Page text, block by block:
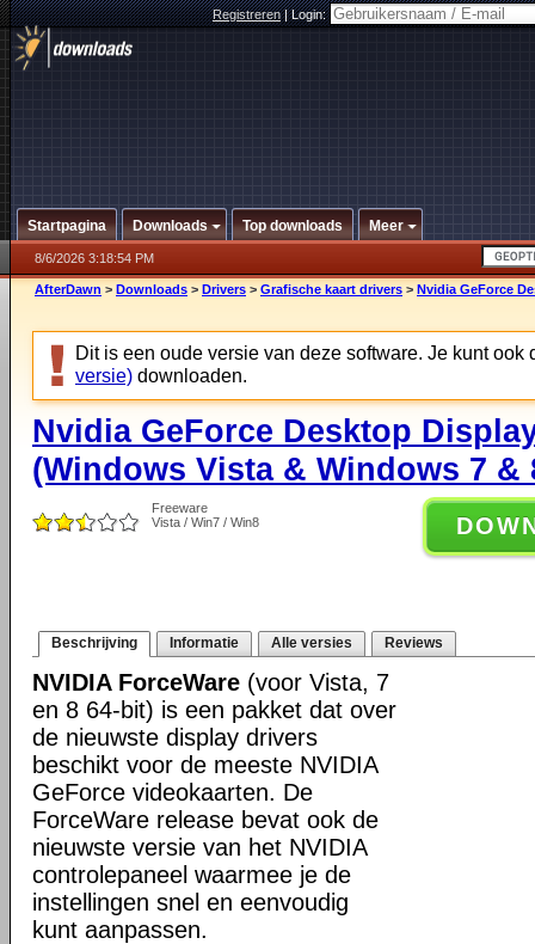
Registreren|Login:
Startpagina Downloads Top downloads Meer
8/6/2026 3:18:54 PM
AfterDawn > Downloads > Drivers > Grafische kaart drivers > Nvidia GeForce
Dit is een oude versie van deze software. Je kunt ook
versie) downloaden.
Nvidia GeForce Desktop
(Windows Vista & Windows 7 &
Freeware
Vista / Win7 / Win8
Beschrijving Informatie Alle versies Reviews
NVIDIA ForceWare (voor Vista, 7
en 8 64-bit) is een pakket dat over
de nieuwste display drivers
beschikt voor de meeste NVIDIA
GeForce videokaarten. De
ForceWare release bevat ook de
nieuwste versie van het NVIDIA
controlepaneel waarmee je de
instellingen snel en eenvoudig
kunt aanpassen.